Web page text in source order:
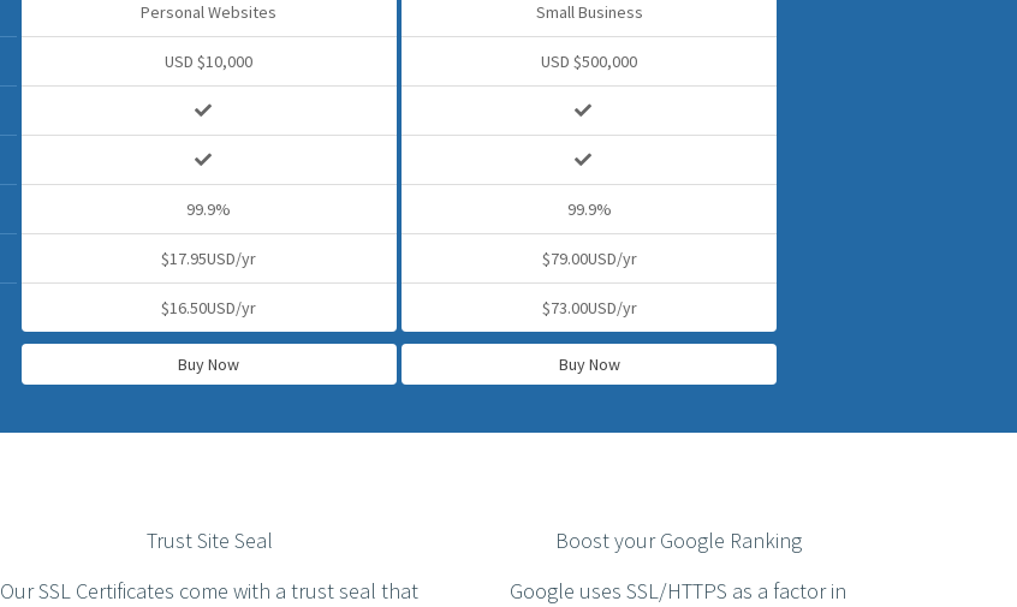
Personal Websites
USD $10,000
99.9%
$17.95USD/yr
$16.50USD/yr
Buy Now
Small Business
USD $500,000
99.9%
$79.00USD/yr
$73.00USD/yr
Buy Now
Trust Site Seal
Our SSL Certificates come with a trust seal that
Boost your Google Ranking
Google uses SSL/HTTPS as a factor in